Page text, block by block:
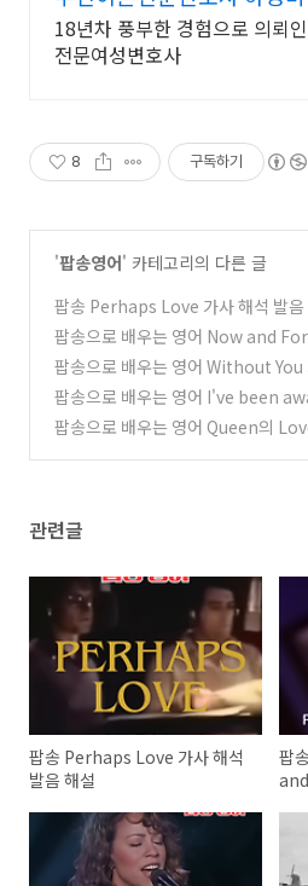
18년차 풍부한 경험으로 의뢰
전문여성변호사
8 구독하기
'팝송영어' 카테고리의 다른 글
팝송 Perhaps Love 가사 해석 발음
팝송으로 배우는 영어 Now and
해석 발음 원리 해설 (3)
팝송으로 배우는 영어 Without You
발음 해설
(5)
팝송으로 배우는 영어 I've been
g 가사 해석 발음
(6)
팝송으로 배우는 영어 Queen의
관련글
팝송 Perhaps Love 가사 해석
발음 해설
팝